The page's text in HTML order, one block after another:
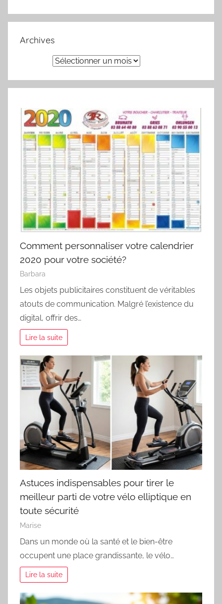
Archives
Comment personnaliser votre calendrier
2020 pour votre société?
Barbara
Les objets publicitaires constituent de véritables
atouts de communication. Malgré l’existence du
digital, offrir des…
Lire la suite
Astuces indispensables pour tirer le
meilleur parti de votre vélo elliptique en
toute sécurité
Marise
Dans un monde où la santé et le bien-être
occupent une place grandissante, le vélo…
Lire la suite